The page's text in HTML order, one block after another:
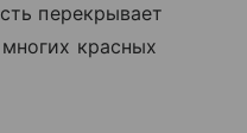
перекрывает
красных